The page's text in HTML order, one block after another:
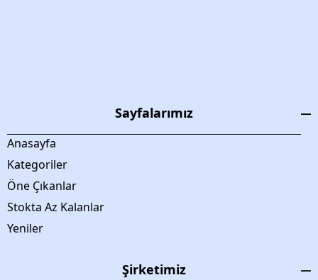
Sayfalarımız
Anasayfa
Kategoriler
Öne Çıkanlar
Stokta Az Kalanlar
Yeniler
Şirketimiz